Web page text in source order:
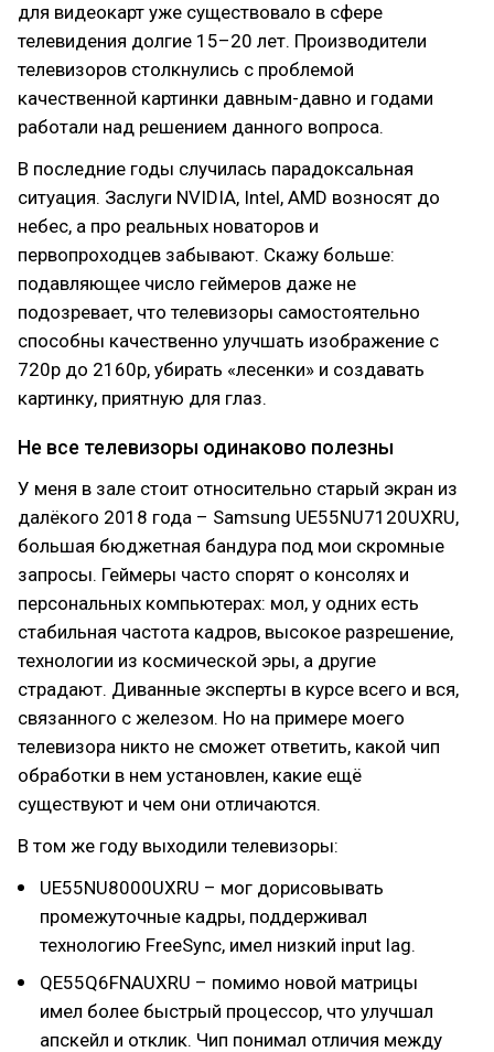
для видеокарт уже существовало в сфере
телевидения долгие 15–20 лет. Производители
телевизоров столкнулись с проблемой
качественной картинки давным-давно и годами
работали над решением данного вопроса.
В последние годы случилась парадоксальная
ситуация. Заслуги NVIDIA, Intel, AMD возносят до
небес, а про реальных новаторов и
первопроходцев забывают. Скажу больше:
подавляющее число геймеров даже не
подозревает, что телевизоры самостоятельно
способны качественно улучшать изображение с
720p до 2160p, убирать «лесенки» и создавать
картинку, приятную для глаз.
Не все телевизоры одинаково полезны
У меня в зале стоит относительно старый экран из
далёкого 2018 года – Samsung UE55NU7120UXRU,
большая бюджетная бандура под мои скромные
запросы. Геймеры часто спорят о консолях и
персональных компьютерах: мол, у одних есть
стабильная частота кадров, высокое разрешение,
технологии из космической эры, а другие
страдают. Диванные эксперты в курсе всего и вся,
связанного с железом. Но на примере моего
телевизора никто не сможет ответить, какой чип
обработки в нем установлен, какие ещё
существуют и чем они отличаются.
В том же году выходили телевизоры:
UE55NU8000UXRU – мог дорисовывать
промежуточные кадры, поддерживал
технологию FreeSync, имел низкий input lag.
QE55Q6FNAUXRU – помимо новой матрицы
имел более быстрый процессор, что улучшал
апскейл и отклик. Чип понимал отличия между